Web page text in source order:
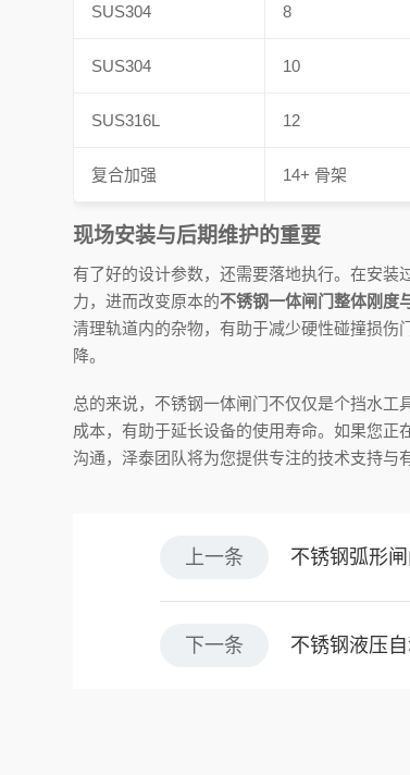
SUS304 8
SUS304 10
SUS316L 12
复合加强 14+ 骨架
现场安装与后期维护的重要
有了好的设计参数，还需要落地执行。在安
力，进而改变原本的不锈钢一体闸门整体刚度
清理轨道内的杂物，有助于减少硬性碰撞损
降。
总的来说，不锈钢一体闸门不仅仅是个挡水
成本，有助于延长设备的使用寿命。如果您
沟通，泽泰团队将为您提供专注的技术支持与
上一条 不锈钢弧形
下一条 不锈钢液压